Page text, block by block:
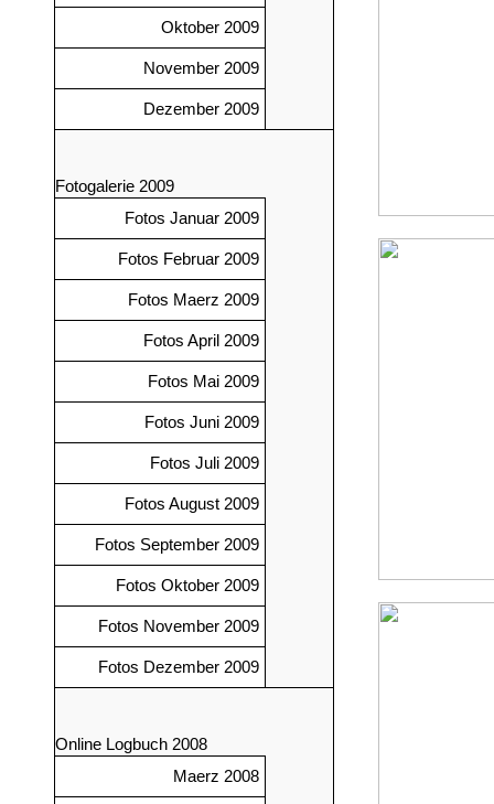
Oktober 2009
November 2009
Dezember 2009
Fotogalerie 2009
Fotos Januar 2009
Fotos Februar 2009
Fotos Maerz 2009
Fotos April 2009
Fotos Mai 2009
Fotos Juni 2009
Fotos Juli 2009
Fotos August 2009
Fotos September 2009
Fotos Oktober 2009
Fotos November 2009
Fotos Dezember 2009
Online Logbuch 2008
Maerz 2008